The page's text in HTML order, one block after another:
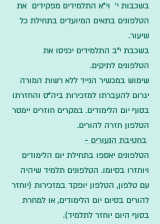
בשכבות י' וי"א התלמידים מפקידים את
הטלפונים בתאים המיועדים בתחילת כל
שיעור.
בשכבת י"ב התלמידים יכניסו את
הטלפונים לתיקים.
שימוש במכשיר הנייד ללא רשות המורה
יגרום להעברתו למזכירות ביה"ס והחזרתו
בסוף יום הלימודים. במקרים חוזרים יימסר
הטלפון חזרה להורים.
בחטיבת הנעורים -
הטלפונים יאספו בתחילת יום הלימודים
ויוחזרו בסיומו. הטלפונים תלמיד שיהיה
עם טלפון, הטלפון יופקד במזכירות (יוחזר
להורים בסיום יום הלימודים, או למחרת
בסוף היום יוחזר לתלמיד).